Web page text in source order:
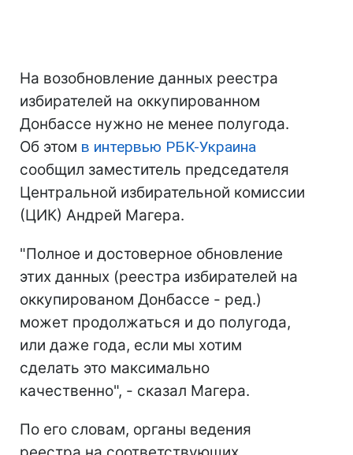
На возобновление данных реестра
избирателей на оккупированном
Донбассе нужно не менее полугода.
Об этом в интервью РБК-Украина
сообщил заместитель председателя
Центральной избирательной комиссии
(ЦИК) Андрей Магера.
"Полное и достоверное обновление
этих данных (реестра избирателей на
оккупированом Донбассе - ред.)
может продолжаться и до полугода,
или даже года, если мы хотим
сделать это максимально
качественно", - сказал Магера.
По его словам, органы ведения